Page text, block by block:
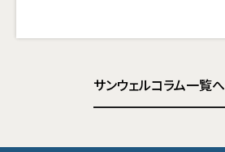
サンウェルコラム一覧へ